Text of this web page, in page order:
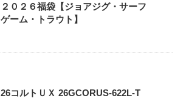
２０２６福袋【ジョアジグ・サーフ
ゲーム・トラウト】
26コルトＵＸ 26GCORUS-622L-T